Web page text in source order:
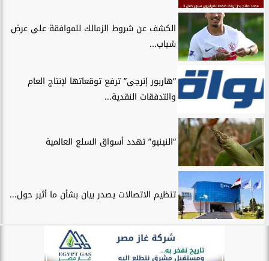
الكشف عن شروط الزمالك للموافقة على عرض
شباب...
“هاربور إنرجى” ترفع توقعاتها لإنتاج العام
والتدفقات النقدية...
“النينيو” تهدد أسواق السلع العالمية
تنظيم الاتصالات يصدر بيان بشأن ما أثير حول...